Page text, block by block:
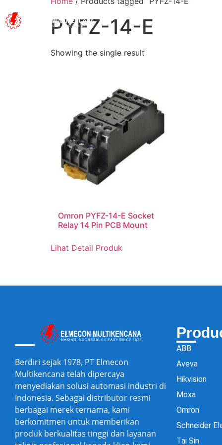
PYFZ-14-E
Showing the single result
Omron PYFZ-14-E Socket
Relay 14 Pin PCB Mount
Lihat Detail Produk
Berdiri sejak 1978, PT Elmecon
Multikencana telah dipercaya
menyediakan solusi automasi industri di
Indonesia. Sebagai distributor resmi
berbagai merek ternama, kami
berkomitmen untuk memberikan
produk berkualitas tinggi dan layanan
ABB
Aveva
Hikvision
Moxa
Omron
Schneider
Tai Sin